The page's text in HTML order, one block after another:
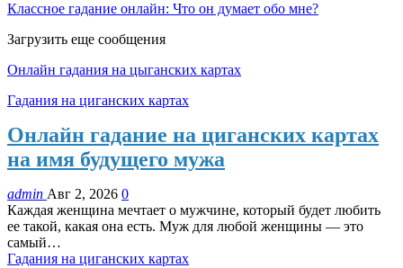
Классное гадание онлайн: Что он думает обо мне?
Загрузить еще сообщения
Онлайн гадания на цыганских картах
Гадания на циганских картах
Онлайн гадание на циганских картах
на имя будущего мужа
admin Авг 2, 2026 0
Каждая женщина мечтает о мужчине, который будет любить
ее такой, какая она есть. Муж для любой женщины — это
самый…
Гадания на циганских картах